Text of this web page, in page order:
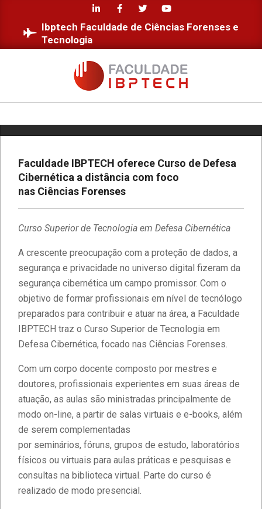
content
Ibptech Faculdade de Ciências Forenses e
Tecnologia
FACULDADE
IBPTECH
MenuFaculdade IBPTECH oferece Curso de Defesa
Cibernética a distância com foco
nas Ciências Forenses
Curso Superior de Tecnologia em Defesa Cibernética
A crescente preocupação com a proteção de dados, a
segurança e privacidade no universo digital fizeram da
segurança cibernética um campo promissor. Com o
objetivo de formar profissionais em nível de tecnólogo
preparados para contribuir e atuar na área, a Faculdade
IBPTECH traz o Curso Superior de Tecnologia em
Defesa Cibernética, focado nas Ciências Forenses.
Com um corpo docente composto por mestres e
doutores, profissionais experientes em suas áreas de
atuação, as aulas são ministradas principalmente de
modo on-line, a partir de salas virtuais e e-books, além
de serem complementadas
por seminários, fóruns, grupos de estudo, laboratórios
físicos ou virtuais para aulas práticas e pesquisas e
consultas na biblioteca virtual. Parte do curso é
realizado de modo presencial.